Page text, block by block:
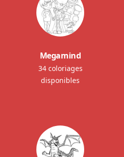
Megamind
34 coloriages
disponibles